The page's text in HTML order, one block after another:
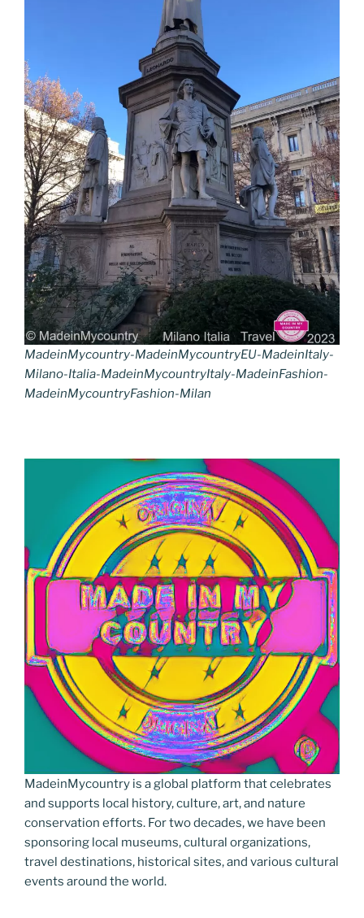
MadeinMycountry-MadeinMycountryEU-MadeinItaly-
Milano-Italia-MadeinMycountryItaly-MadeinFashion-
MadeinMycountryFashion-Milan
MadeinMycountry is a global platform that celebrates
and supports local history, culture, art, and nature
conservation efforts. For two decades, we have been
sponsoring local museums, cultural organizations,
travel destinations, historical sites, and various cultural
events around the world.